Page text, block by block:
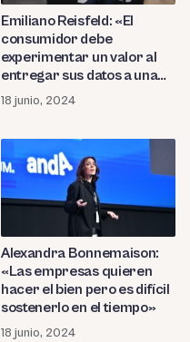
Emiliano Reisfeld: «El
consumidor debe
experimentar un valor al
entregar sus datos a una
empresa»
18 junio, 2024
Alexandra Bonnemaison:
«Las empresas quieren
hacer el bien pero es difícil
sostenerlo en el tiempo»
18 junio, 2024